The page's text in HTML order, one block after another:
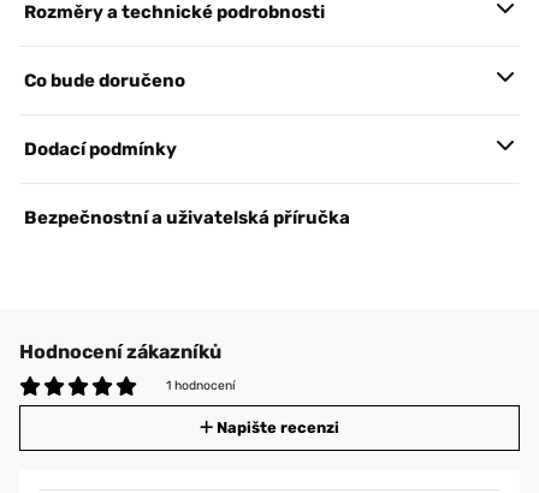
Rozměry a technické podrobnosti
Co bude doručeno
Dodací podmínky
Bezpečnostní a uživatelská příručka
Hodnocení zákazníků
1 hodnocení
Napište recenzi